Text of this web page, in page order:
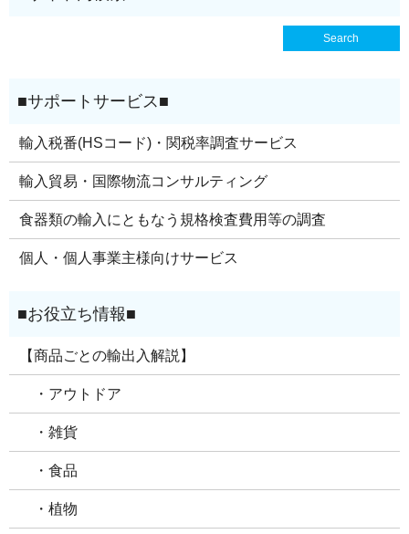
輸入税番(HSコード)・関税率調査サービス
輸入貿易・国際物流コンサルティング
食器類の輸入にともなう規格検査費用等の調査
個人・個人事業主様向けサービス
【商品ごとの輸出入解説】
・アウトドア
・雑貨
・食品
・植物